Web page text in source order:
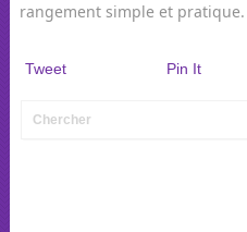
rangement simple et pratique.
Tweet Pin It